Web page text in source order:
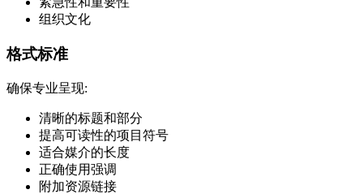
组织文化
格式标准
确保专业呈现:
清晰的标题和部分
提高可读性的项目符号
适合媒介的长度
正确使用强调
附加资源链接